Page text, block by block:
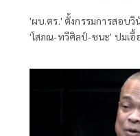
'ผบ.ตร.' ตั้งกรรมการสอบวิ
'โสภณ-ทวีศิลป์-ชนะ' ปมเ